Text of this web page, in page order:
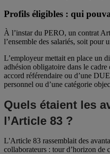
Profils éligibles : qui
À l’instar du PERO, un contrat
l’ensemble des salariés, soit pour
L’employeur mettait en place un
adhésion obligatoire dans le cadre
accord référendaire ou d’une
personnel ou d’une catégorie
Quels étaient les
l’Article 83 ?
L'Article 83 rassemblait des
collaborateurs : tour d’horizon de